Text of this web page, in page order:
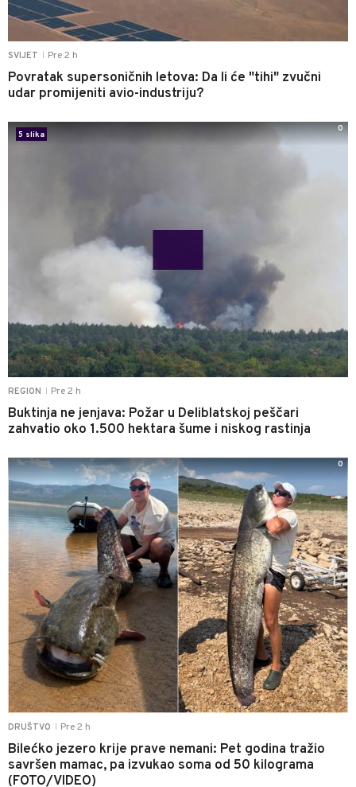
SVIJET Pre 2 h
Povratak supersoničnih letova: Da li će "tihi" zvučni
udar promijeniti avio-industriju?
REGION Pre 2 h
Buktinja ne jenjava: Požar u Deliblatskoj peščari
zahvatio oko 1.500 hektara šume i niskog rastinja
5 slika
0
DRUŠTVO Pre 2 h
Bilećko jezero krije prave nemani: Pet godina tražio
savršen mamac, pa izvukao soma od 50 kilograma
(FOTO/VIDEO)
0